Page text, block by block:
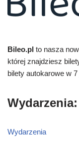
Bileo.pl to nasza
której znajdziesz
bilety autokarowe w
Wydarzenia:
Wydarzenia